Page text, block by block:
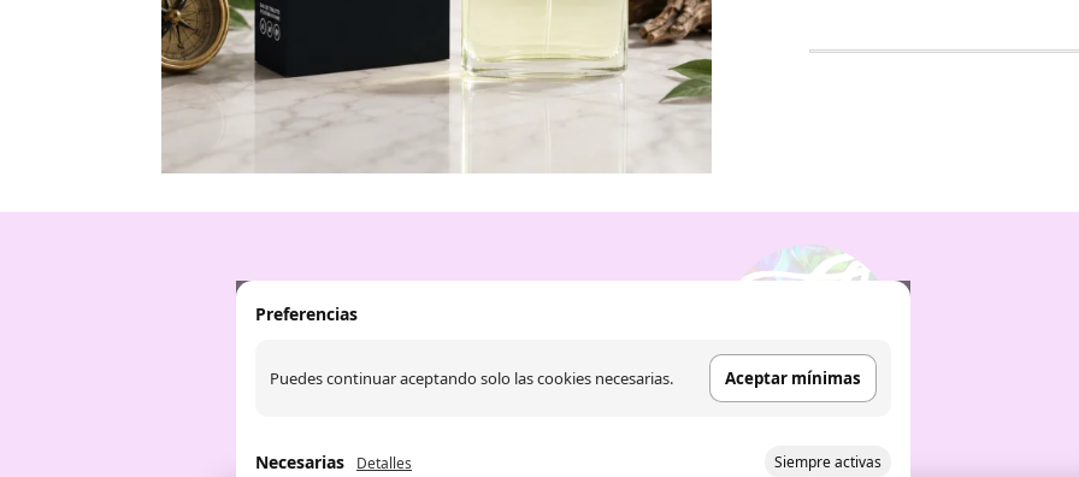
Preferencias
Puedes continuar aceptando solo las cookies necesarias. Aceptar mínimas
Necesarias Detalles Siempre activas